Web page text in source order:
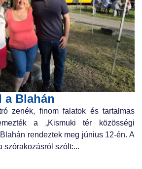
a Blahán
zenék, finom falatok és tartalmas
a „Kismuki tér közösségi
rendeztek meg június 12-én. A
szórakozásról szólt:...